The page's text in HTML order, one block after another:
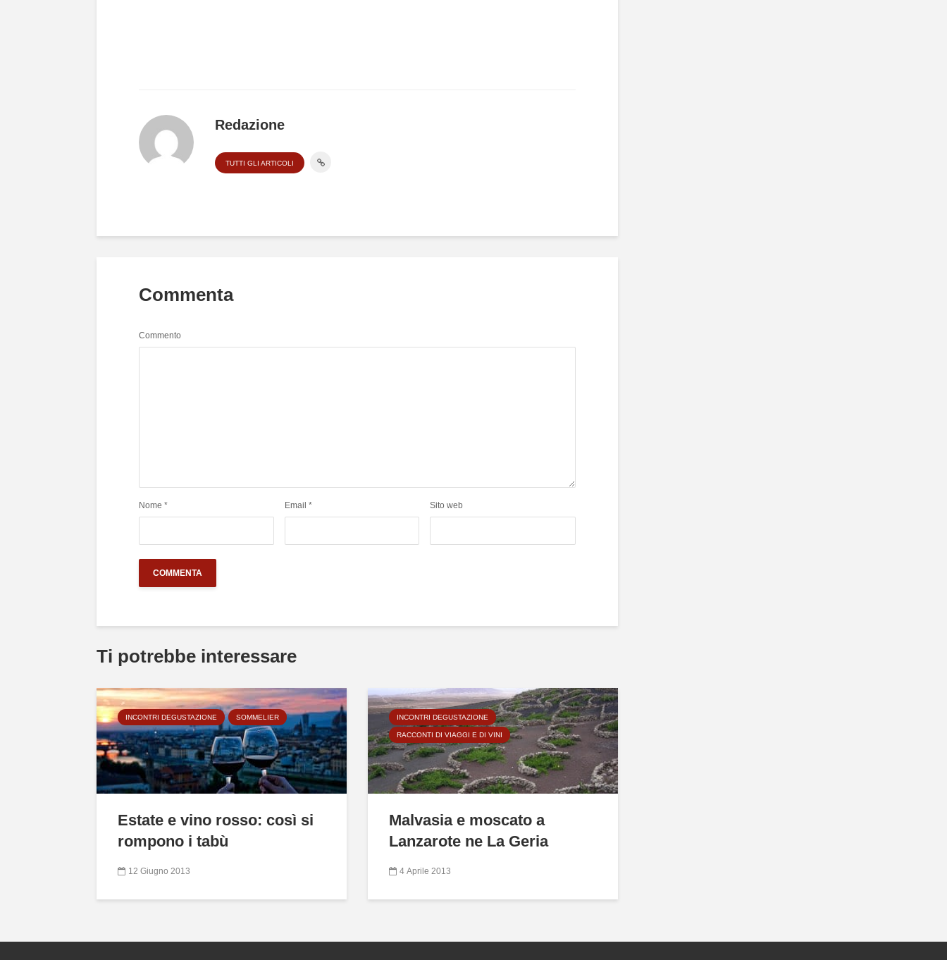
Redazione
TUTTI GLI ARTICOLI
Commenta
Commento
Nome * Email * Sito web
Ti potrebbe interessare
INCONTRI DEGUSTAZIONE SOMMELIER
Estate e vino rosso: così si
rompono i tabù
12 Giugno 2013
INCONTRI DEGUSTAZIONE
RACCONTI DI VIAGGI E DI VINI
Malvasia e moscato a
Lanzarote ne La Geria
4 Aprile 2013